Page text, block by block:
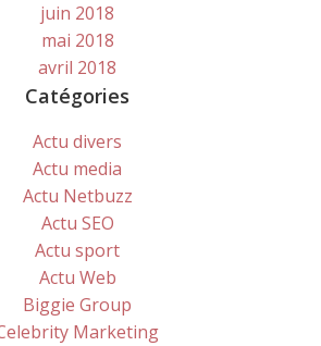
juin 2018
mai 2018
avril 2018
Catégories
Actu divers
Actu media
Actu Netbuzz
Actu SEO
Actu sport
Actu Web
Biggie Group
Marketing